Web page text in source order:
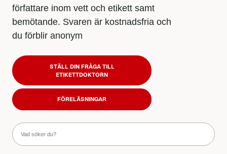
författare inom vett och etikett samt
bemötande. Svaren är kostnadsfria och
du förblir anonym
STÄLL DIN FRÅGA TILL
ETIKETTDOKTORN
FÖRELÄSNINGAR